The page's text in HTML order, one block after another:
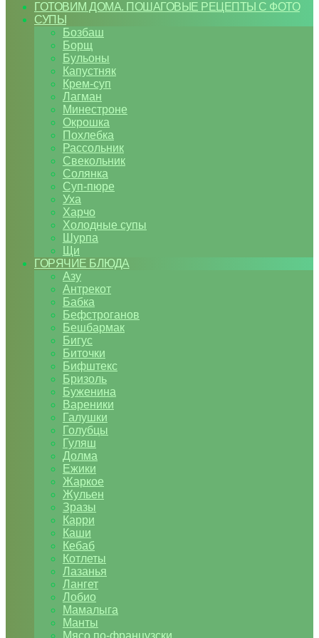
ГОТОВИМ ДОМА. ПОШАГОВЫЕ РЕЦЕПТЫ С ФОТО
СУПЫ
Бозбаш
Борщ
Бульоны
Капустняк
Крем-суп
Лагман
Минестроне
Окрошка
Похлебка
Рассольник
Свекольник
Солянка
Суп-пюре
Уха
Харчо
Холодные супы
Шурпа
Щи
ГОРЯЧИЕ БЛЮДА
Азу
Антрекот
Бабка
Бефстроганов
Бешбармак
Бигус
Биточки
Бифштекс
Бризоль
Буженина
Вареники
Галушки
Голубцы
Гуляш
Долма
Ежики
Жаркое
Жульен
Зразы
Карри
Каши
Кебаб
Котлеты
Лазанья
Лангет
Лобио
Мамалыга
Манты
Мясо по-французски